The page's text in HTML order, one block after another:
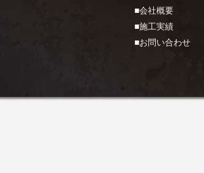
■会社概要
■施工実績
■お問い合わせ